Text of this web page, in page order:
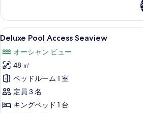
を
表
示
す
る
詳
細
Deluxe
Pool
Access
Seaview
の
す
べ
Deluxe
15
Deluxe Pool Access Seaview
オーシャン ビュー
48 ㎡
ベッドルーム 1 室
定員 3 名
キングベッド 1 台